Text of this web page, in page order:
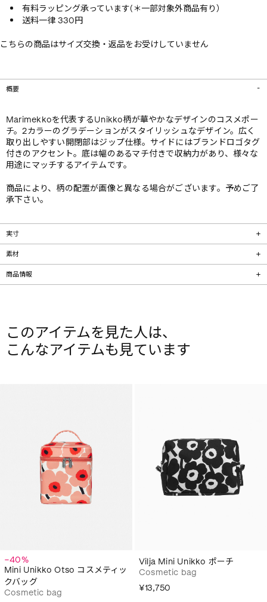
有料ラッピング承っています(＊一部対象外商品有り）
送料一律 330円
こちらの商品はサイズ交換・返品をお受けしていません
概要
Marimekkoを代表するUnikko柄が華やかなデザインのコスメポー
チ。2カラーのグラデーションがスタイリッシュなデザイン。広く
取り出しやすい開閉部はジップ仕様。サイドにはブランドロゴタグ
付きのアクセント。底は幅のあるマチ付きで収納力があり、様々な
用途にマッチするアイテムです。
商品により、柄の配置が画像と異なる場合がございます。予めご了
承下さい。
実寸
素材
商品情報
このアイテムを見た人は、
こんなアイテムも見ています
−40%
Mini Unikko Otso コスメティッ
クバッグ
Cosmetic bag
Vilja Mini Unikko ポーチ
Cosmetic bag
¥13,750